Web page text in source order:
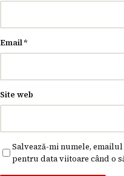
Email*
Site web
Salvează-mi numele,
pentru data viitoare când o